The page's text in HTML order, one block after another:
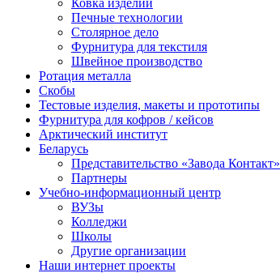
Ковка изделий
Печные технологии
Столярное дело
Фурнитура для текстиля
Швейное производство
Ротация металла
Скобы
Тестовые изделия, макеты и прототипы
Фурнитура для кофров / кейсов
Арктический институт
Беларусь
Представительство «Завода Контакт»
Партнеры
Учебно-информационный центр
ВУЗы
Колледжи
Школы
Другие организации
Наши интернет проекты